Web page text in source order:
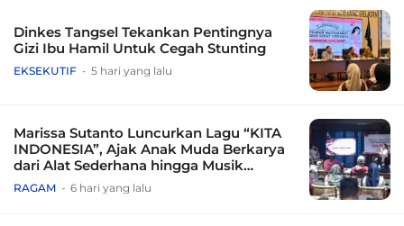
Dinkes Tangsel Tekankan Pentingnya
Gizi Ibu Hamil Untuk Cegah Stunting
EKSEKUTIF 5 hari yang lalu
Marissa Sutanto Luncurkan Lagu “KITA
INDONESIA”, Ajak Anak Muda Berkarya
dari Alat Sederhana hingga Musik
Tradisional
RAGAM 6 hari yang lalu